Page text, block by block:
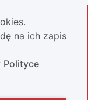
na ich zapis
Polityce